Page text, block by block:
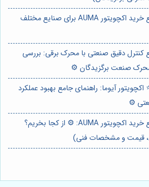
⭐️ راهنمای جامع خرید اکچویتور AUMA برای صنایع مختلف
کنترل دقیق صنعتی با محرک برقی: بررسی
صنعت برگزیدگان ⚙️
اکچویتور آیوما: راهنمای جامع بهبود عملکرد
⚙️
⭐️ راهنمای جامع خرید اکچویتور AUMA: ⚙️ از کجا بخریم؟
قیمت و مشخصات فنی)